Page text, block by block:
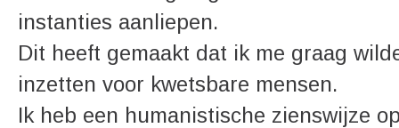
instanties aanliepen.
Dit heeft gemaakt dat ik me graag
inzetten voor kwetsbare mensen.
Ik heb een humanistische zienswijze